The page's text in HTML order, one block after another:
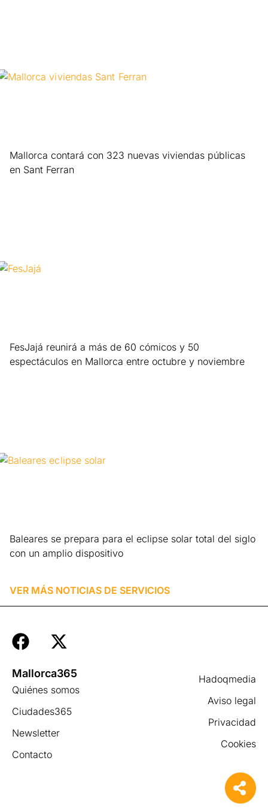
Mallorca contará con 323 nuevas viviendas públicas
en Sant Ferran
FesJajá reunirá a más de 60 cómicos y 50
espectáculos en Mallorca entre octubre y noviembre
Baleares se prepara para el eclipse solar total del siglo
con un amplio dispositivo
VER MÁS NOTICIAS DE SERVICIOS
Hadoqmedia
Aviso legal
Privacidad
Cookies
Mallorca365
Quiénes somos
Ciudades365
Newsletter
Contacto